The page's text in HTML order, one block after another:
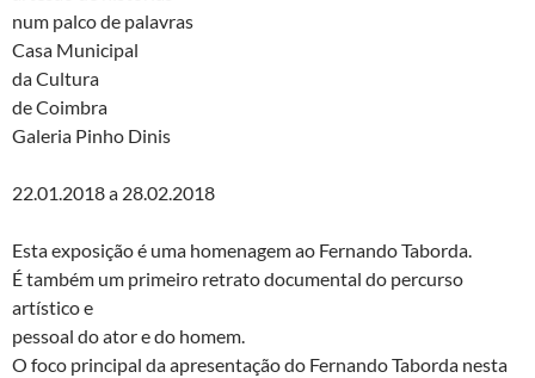
num palco de palavras
Casa Municipal
da Cultura
de Coimbra
Galeria Pinho Dinis
22.01.2018 a 28.02.2018
Esta exposição é uma homenagem ao Fernando Taborda.
É também um primeiro retrato documental do percurso
artístico e
pessoal do ator e do homem.
O foco principal da apresentação do Fernando Taborda nesta